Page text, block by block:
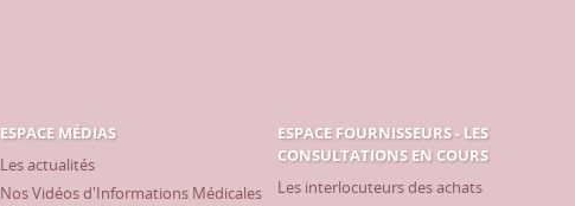
ESPACE MÉDIAS
Les actualités
Nos Vidéos d'Informations Médicales
ESPACE FOURNISSEURS - LES
CONSULTATIONS EN COURS
Les interlocuteurs des achats